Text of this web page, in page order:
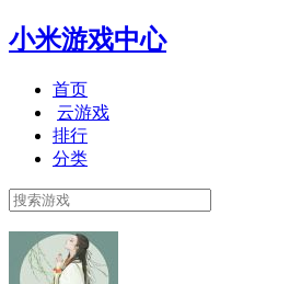
小米游戏中心
首页
云游戏
排行
分类